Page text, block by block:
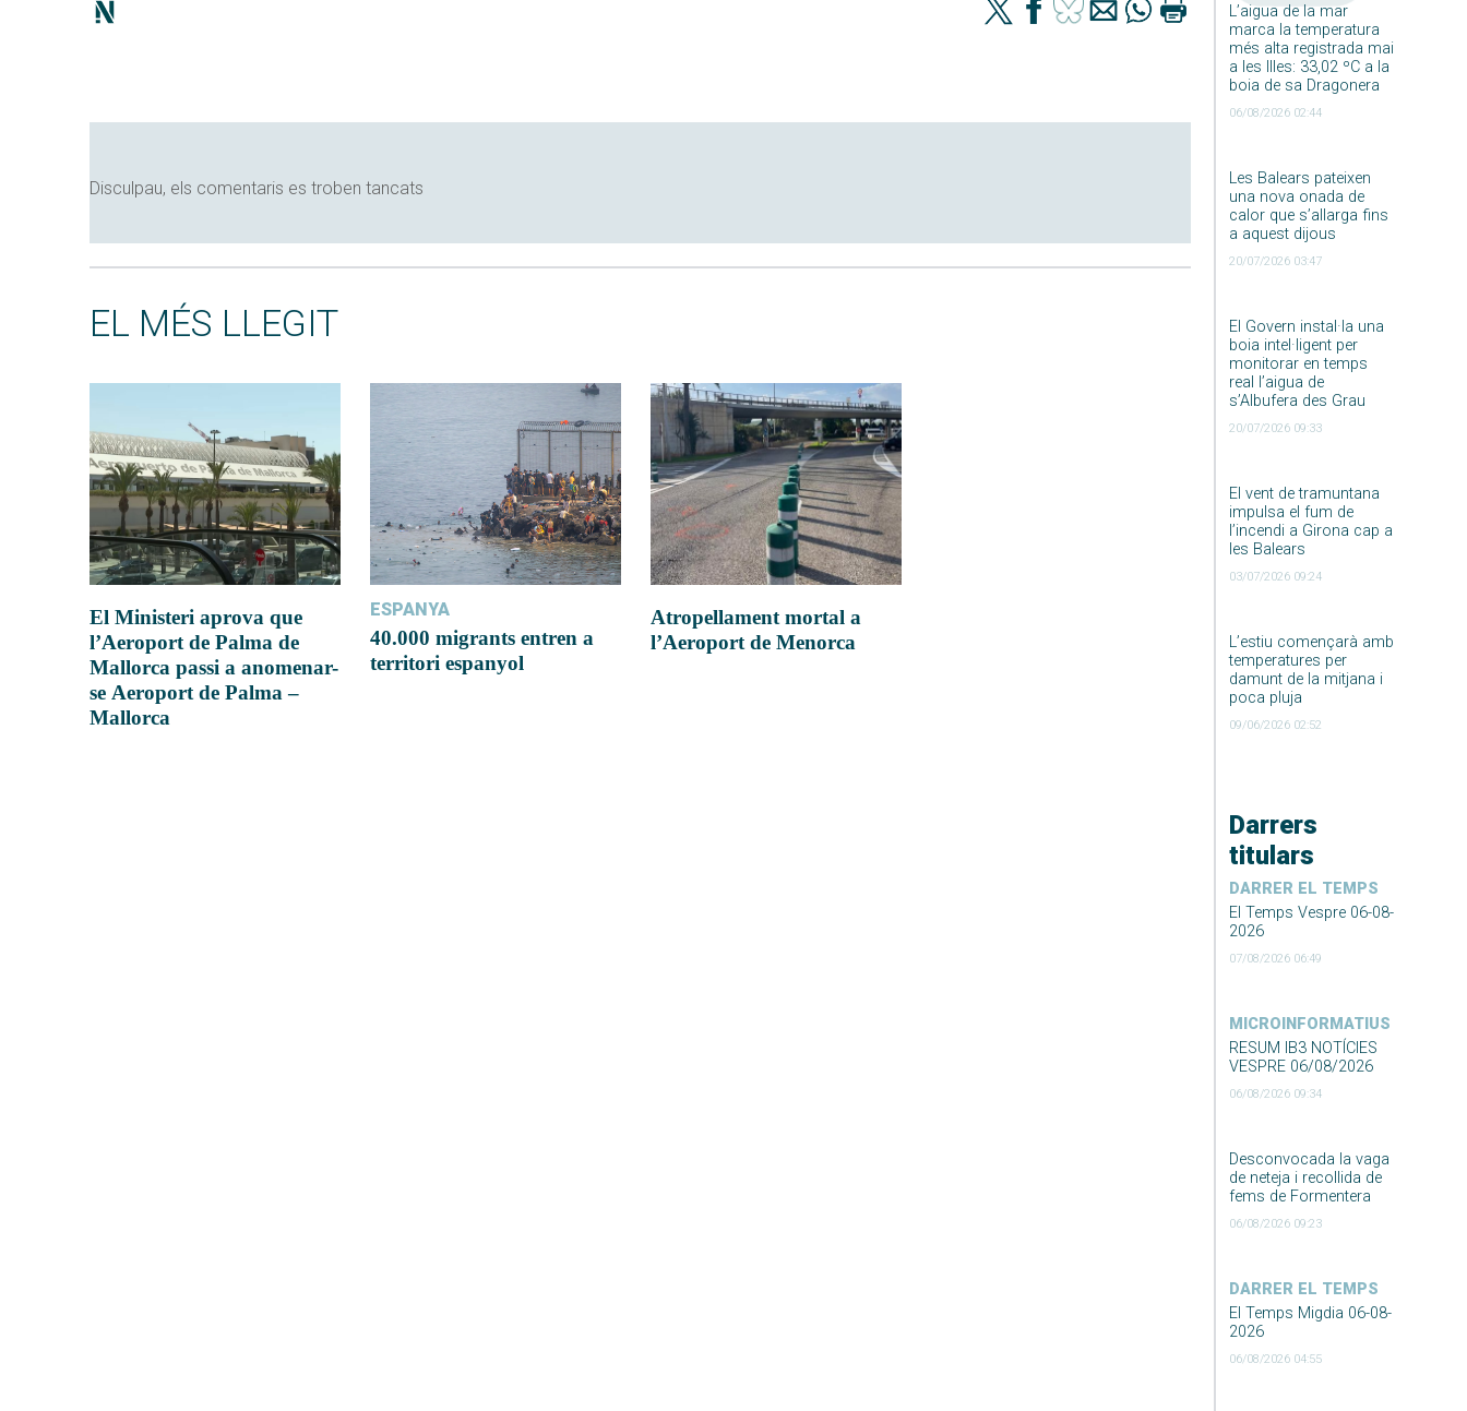
L’aigua de la mar
marca la temperatura
més alta registrada mai
a les Illes: 33,02 ºC a la
boia de sa Dragonera
06/08/2026 02:44
Les Balears pateixen
una nova onada de
calor que s’allarga fins
a aquest dijous
20/07/2026 03:47
El Govern instal·la una
boia intel·ligent per
monitorar en temps
real l’aigua de
s’Albufera des Grau
20/07/2026 09:33
El vent de tramuntana
impulsa el fum de
l’incendi a Girona cap a
les Balears
03/07/2026 09:24
L’estiu començarà amb
temperatures per
damunt de la mitjana i
poca pluja
09/06/2026 02:52
Darrers
titulars
DARRER EL TEMPS
El Temps Vespre 06-08-
2026
07/08/2026 06:49
MICROINFORMATIUS
RESUM IB3 NOTÍCIES
VESPRE 06/08/2026
06/08/2026 09:34
Desconvocada la vaga
de neteja i recollida de
fems de Formentera
06/08/2026 09:23
DARRER EL TEMPS
El Temps Migdia 06-08-
2026
06/08/2026 04:55
Disculpau, els comentaris es troben tancats
EL MÉS LLEGIT
El Ministeri aprova que
l’Aeroport de Palma de
Mallorca passi a anomenar-
se Aeroport de Palma –
Mallorca
ESPANYA
40.000 migrants entren a
territori espanyol
Atropellament mortal a
l’Aeroport de Menorca